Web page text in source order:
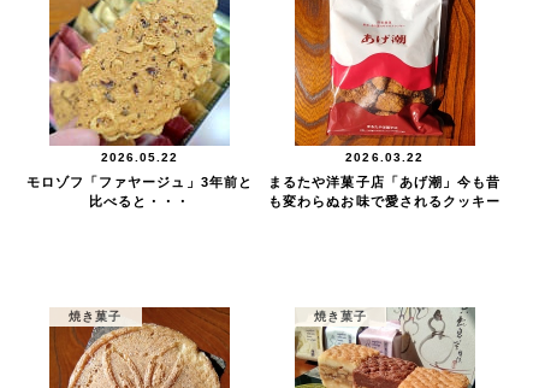
2026.05.22
モロゾフ「ファヤージュ」3年前と
比べると・・・
2026.03.22
まるたや洋菓子店「あげ潮」今も昔
も変わらぬお味で愛されるクッキー
焼き菓子 焼き菓子